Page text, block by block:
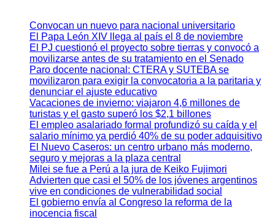
Convocan un nuevo para nacional universitario
El Papa León XIV llega al país el 8 de noviembre
El PJ cuestionó el proyecto sobre tierras y convocó a
movilizarse antes de su tratamiento en el Senado
Paro docente nacional: CTERA y SUTEBA se
movilizaron para exigir la convocatoria a la paritaria y
denunciar el ajuste educativo
Vacaciones de invierno: viajaron 4,6 millones de
turistas y el gasto superó los $2,1 billones
El empleo asalariado formal profundizó su caída y el
salario mínimo ya perdió 40% de su poder adquisitivo
El Nuevo Caseros: un centro urbano más moderno,
seguro y mejoras a la plaza central
Milei se fue a Perú a la jura de Keiko Fujimori
Advierten que casi el 50% de los jóvenes argentinos
vive en condiciones de vulnerabilidad social
El gobierno envía al Congreso la reforma de la
inocencia fiscal